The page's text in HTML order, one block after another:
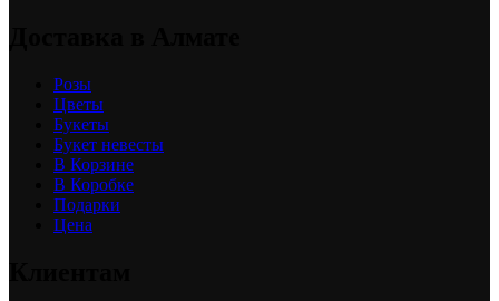
Розы
Цветы
Букеты
Букет невесты
В Корзине
В Коробке
Подарки
Цена